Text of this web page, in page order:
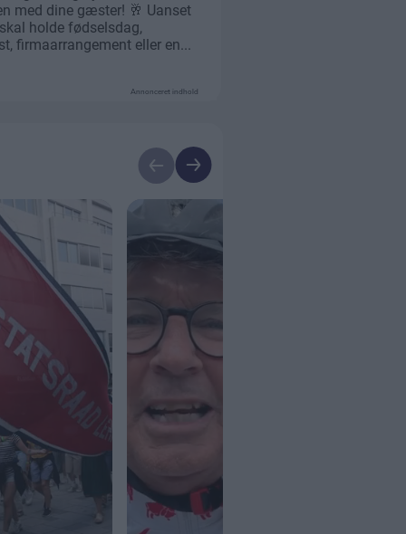
Annonceret indhold